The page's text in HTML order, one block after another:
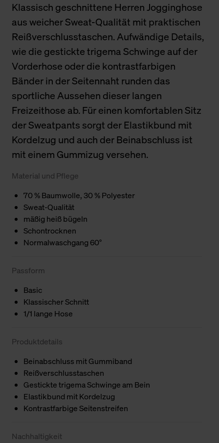
Klassisch geschnittene Herren Jogginghose
aus weicher Sweat-Qualität mit praktischen
Reißverschlusstaschen. Aufwändige Details,
wie die gestickte trigema Schwinge auf der
Vorderhose oder die kontrastfarbigen
Bänder in der Seitennaht runden das
sportliche Aussehen dieser langen
Freizeithose ab. Für einen komfortablen Sitz
der Sweatpants sorgt der Elastikbund mit
Kordelzug und auch der Beinabschluss ist
mit einem Gummizug versehen.
Material und Pflege
70 % Baumwolle, 30 % Polyester
Sweat-Qualität
mäßig heiß bügeln
Schontrocknen
Normalwaschgang 60°
Passform
Basic
Klassischer Schnitt
1/1 lange Hose
Produktdetails
Beinabschluss mit Gummiband
Reißverschlusstaschen
Gestickte trigema Schwinge am Bein
Elastikbund mit Kordelzug
Kontrastfarbige Seitenstreifen
Nachhaltigkeit